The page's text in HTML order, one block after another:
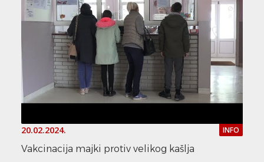
20.02.2024. INFO
Vakcinacija majki protiv velikog kašlja